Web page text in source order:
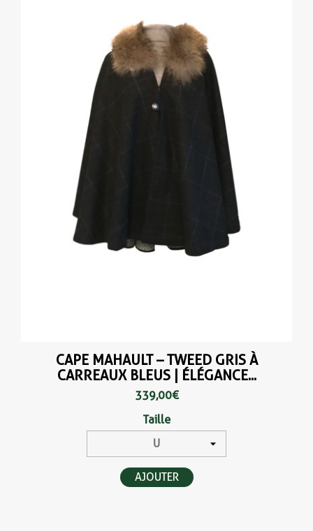
CAPE MAHAULT – TWEED GRIS À
CARREAUX BLEUS | ÉLÉGANCE...
339,00 €
Taille
AJOUTER